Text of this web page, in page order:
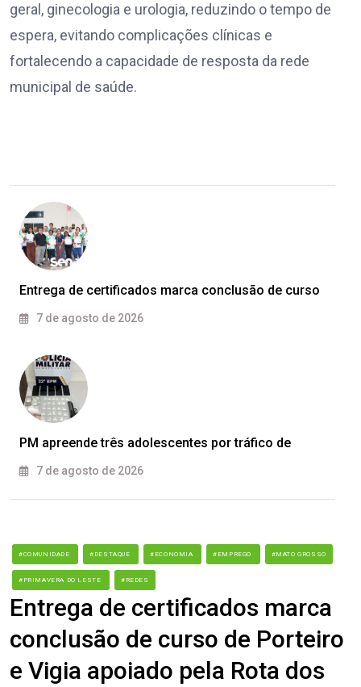
geral, ginecologia e urologia, reduzindo o tempo de
espera, evitando complicações clínicas e
fortalecendo a capacidade de resposta da rede
municipal de saúde.
Entrega de certificados marca conclusão de curso
7 de agosto de 2026
PM apreende três adolescentes por tráfico de
7 de agosto de 2026
#COMUNIDADE #DESTAQUE #ECONOMIA #EMPREGO #MATO GROSSO
#PRIMAVERA DO LESTE #REDES
Entrega de certificados marca
conclusão de curso de Porteiro
e Vigia apoiado pela Rota dos